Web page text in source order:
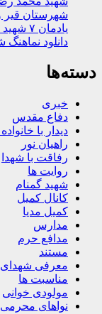
شهرستان قیر
یادمان ۷ شهید گمنام در شهرستان قیروکارزین / در کمیل مدیا ببینید
دانلود
دسته‌ها
خبری
دفاع مقدس
دیدار با
راهیان نور
رفاقت با شهدا
روایت ها
شهید گمنام
کانال کمیل
کمیل مدیا
مدارس
مدافع حرم
مستند
معرفی شهدای
مناسبت ها
مولودی خوانی
نواهای محرمی